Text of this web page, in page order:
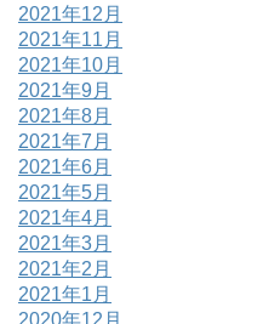
2021年12月
2021年11月
2021年10月
2021年9月
2021年8月
2021年7月
2021年6月
2021年5月
2021年4月
2021年3月
2021年2月
2021年1月
2020年12月